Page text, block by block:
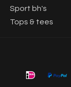
Sport bh's
Tops & tees